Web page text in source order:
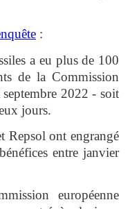
:
a eu plus de 100
de la Commission
2022 - soit
jours.
Repsol ont engrangé
entre janvier
européenne